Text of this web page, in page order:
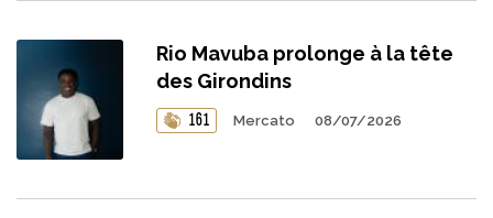
Rio Mavuba prolonge à la tête
des Girondins
161 Mercato 08/07/2026